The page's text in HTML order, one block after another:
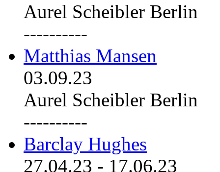
Aurel Scheibler Berlin
----------
Matthias Mansen
03.09.23
Aurel Scheibler Berlin
----------
Barclay Hughes
27.04.23 - 17.06.23